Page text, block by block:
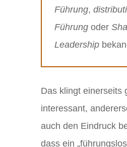
Führung,
Führungoder
Leadership
Das klingt einerseits
interessant,
auch den Eindruck
dass ein